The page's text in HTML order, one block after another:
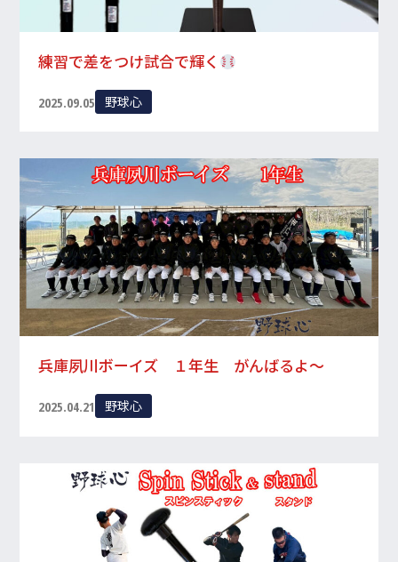
練習で差をつけ試合で輝く
2025.09.05 野球心
兵庫夙川ボーイズ １年生 がんばるよ～
2025.04.21 野球心